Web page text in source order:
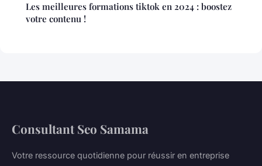
Les meilleures formations tiktok en 2024 : boostez
votre contenu !
Consultant Seo Samama
Votre ressource quotidienne pour réussir en entreprise